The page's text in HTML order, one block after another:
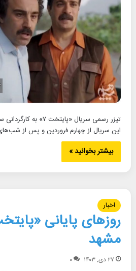
تیزر رسمی سریال
این سریال از چهارم فروردین و پس از
بیشتر بخوانید »
اخبار
مشهد
۲۷ دی, ۱۴۰۳ ۰